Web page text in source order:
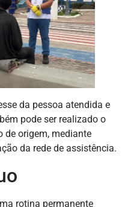
da pessoa atendida e
pode ser realizado o
de origem, mediante
da rede de assistência.
rotina permanente